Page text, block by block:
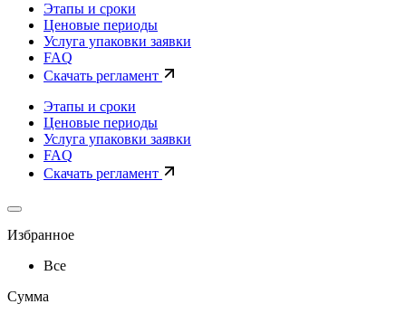
Этапы и сроки
Ценовые периоды
Услуга упаковки заявки
FAQ
Скачать регламент
Этапы и сроки
Ценовые периоды
Услуга упаковки заявки
FAQ
Скачать регламент
Избранное
Все
Сумма